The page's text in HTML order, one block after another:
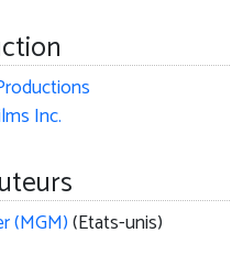
Inc.
(MGM)(Etats-unis)